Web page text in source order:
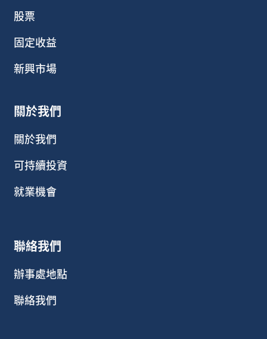
股票
固定收益
新興市場
關於我們
關於我們
可持續投資
就業機會
聯絡我們
辦事處地點
聯絡我們